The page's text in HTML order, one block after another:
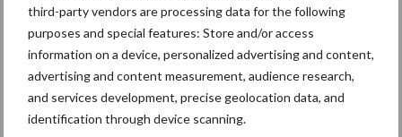
third-party vendors are processing data for the following
purposes and special features: Store and/or access
information on a device, personalized advertising and content,
advertising and content measurement, audience research,
and services development, precise geolocation data, and
identification through device scanning.
Mastitis Hittestress
Toon meer